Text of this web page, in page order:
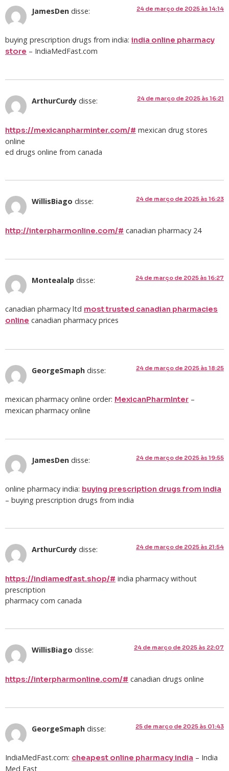
JamesDen disse: 24 de março de 2025 às 14:14
buying prescription drugs from india: india online pharmacy
store – IndiaMedFast.com
ArthurCurdy disse: 24 de março de 2025 às 16:21
https://mexicanpharminter.com/# mexican drug stores
online
ed drugs online from canada
WillisBiago disse: 24 de março de 2025 às 16:23
http://interpharmonline.com/# canadian pharmacy 24
Montealalp disse: 24 de março de 2025 às 16:27
canadian pharmacy ltd most trusted canadian pharmacies
online canadian pharmacy prices
GeorgeSmaph disse: 24 de março de 2025 às 18:25
mexican pharmacy online order: MexicanPharmInter –
mexican pharmacy online
JamesDen disse: 24 de março de 2025 às 19:55
online pharmacy india: buying prescription drugs from india
– buying prescription drugs from india
ArthurCurdy disse: 24 de março de 2025 às 21:54
https://indiamedfast.shop/# india pharmacy without
prescription
pharmacy com canada
WillisBiago disse: 24 de março de 2025 às 22:07
https://interpharmonline.com/# canadian drugs online
GeorgeSmaph disse: 25 de março de 2025 às 01:43
IndiaMedFast.com: cheapest online pharmacy india – India
Med Fast